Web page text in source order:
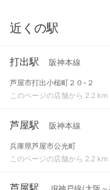
近くの駅
打出駅 阪神本線
芦屋市打出小槌町２０-２
このページの店舗から 2.2 km
芦屋駅 阪神本線
兵庫県芦屋市公光町
このページの店舗から 2.2 km
芦屋駅